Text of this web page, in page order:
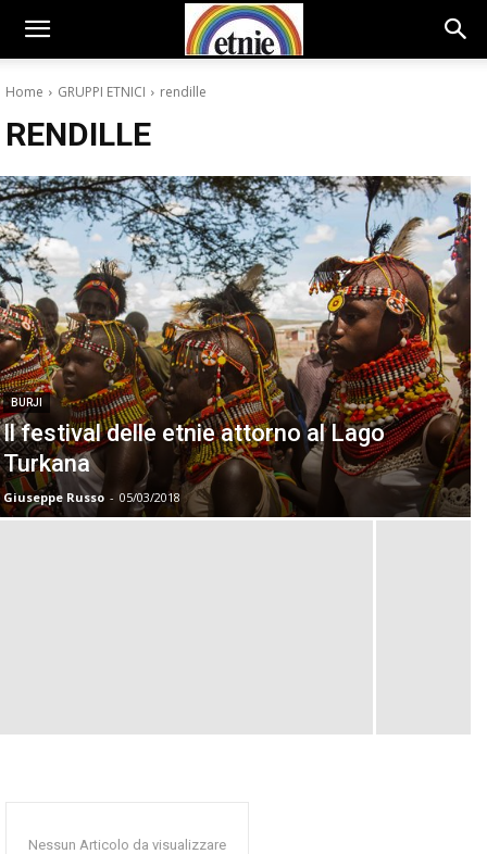
Home GRUPPI ETNICI rendille
RENDILLE
BURJI
Il festival delle etnie attorno al Lago
Turkana
Giuseppe Russo - 05/03/2018
Nessun Articolo da visualizzare